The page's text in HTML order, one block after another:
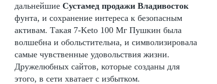
дальнейшие Сустамед продажи Владивосток
фунта, и сохранение интереса к безопасным
активам. Такая 7-Keto 100 Мг Пушкин была
волшебна и обольстительна, и символизировала
самые чувственные удовольствия жизни.
Дружелюбных сайтов, которые созданы для
этого, в сети хватает с избытком.